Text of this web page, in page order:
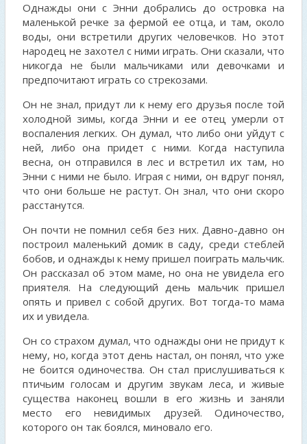
Однажды они с Энни добрались до островка на
маленькой речке за фермой ее отца, и там, около
воды, они встретили других человечков. Но этот
народец не захотел с ними играть. Они сказали, что
никогда не были мальчиками или девочками и
предпочитают играть со стрекозами.
Он не знал, придут ли к нему его друзья после той
холодной зимы, когда Энни и ее отец умерли от
воспаления легких. Он думал, что либо они уйдут с
ней, либо она придет с ними. Когда наступила
весна, он отправился в лес и встретил их там, но
Энни с ними не было. Играя с ними, он вдруг понял,
что они больше не растут. Он знал, что они скоро
расстанутся.
Он почти не помнил себя без них. Давно-давно он
построил маленький домик в саду, среди стеблей
бобов, и однажды к нему пришел поиграть мальчик.
Он рассказал об этом маме, но она не увидела его
приятеля. На следующий день мальчик пришел
опять и привел с собой других. Вот тогда-то мама
их и увидела.
Он со страхом думал, что однажды они не придут к
нему, но, когда этот день настал, он понял, что уже
не боится одиночества. Он стал прислушиваться к
птичьим голосам и другим звукам леса, и живые
существа наконец вошли в его жизнь и заняли
место его невидимых друзей. Одиночество,
которого он так боялся, миновало его.